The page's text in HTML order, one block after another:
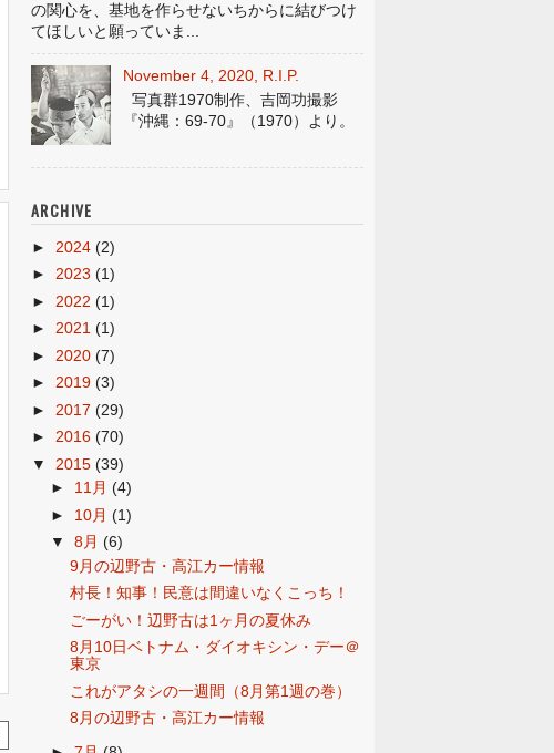
の関心を、基地を作らせないちからに結びつけ
てほしいと願っていま...
November 4, 2020, R.I.P.
写真群1970制作、吉岡功撮影
『沖縄：69-70』（1970）より。
ARCHIVE
► 2024 (2)
► 2023 (1)
► 2022 (1)
► 2021 (1)
► 2020 (7)
► 2019 (3)
► 2017 (29)
► 2016 (70)
▼
2015 (39)
► 11月 (4)
► 10月 (1)
▼
8月 (6)
9月の辺野古・高江カー情報
村長！知事！民意は間違いなくこっち！
ごーがい！辺野古は1ヶ月の夏休み
8月10日ベトナム・ダイオキシン・デー＠
東京
これがアタシの一週間（8月第1週の巻）
8月の辺野古・高江カー情報